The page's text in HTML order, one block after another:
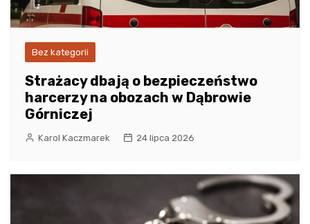
Bez kategorii
Strażacy dbają o bezpieczeństwo
harcerzy na obozach w Dąbrowie
Górniczej
Karol Kaczmarek 24 lipca 2026